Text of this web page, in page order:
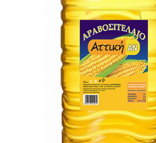
ΛΕΠΤΟΜΈΡΕΙΕΣ